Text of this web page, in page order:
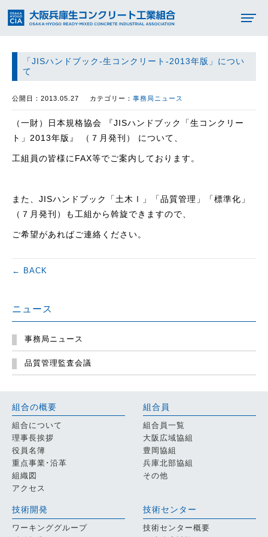
「JISハンドブック-生コンクリート-2013年版」につい
て
公開日：2013.05.27 カテゴリー：事務局ニュース
（一財）日本規格協会 『JISハンドブック 「生コンクリー
ト」2013年版 』 （７月発刊） について、
工組員の皆様にFAX等でご案内しております。
また、JISハンドブック「土木Ⅰ」「品質管理」「標準化」
（７月発刊）も工組から斡旋できますので、
ご希望があればご連絡ください。
← BACK
ニュース
事務局ニュース
品質管理監査会議
組合の概要
組合について
理事長挨拶
役員名簿
重点事業･沿革
組織図
アクセス
組合員
組合員一覧
大阪広域協組
豊岡協組
兵庫北部協組
その他
技術開発
ワーキンググループ
技術センター
技術センター概要